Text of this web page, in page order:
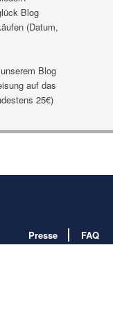
Blog
(Datum,
Blog
auf das
25€)
Presse
FAQ